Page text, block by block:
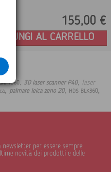
155,00 €
AL CARRELLO
TS60, 3D laser scanner P40, laser
, palmare leica zeno 20, HDS BLK360,
newsletter per essere sempre
novità dei prodotti e delle